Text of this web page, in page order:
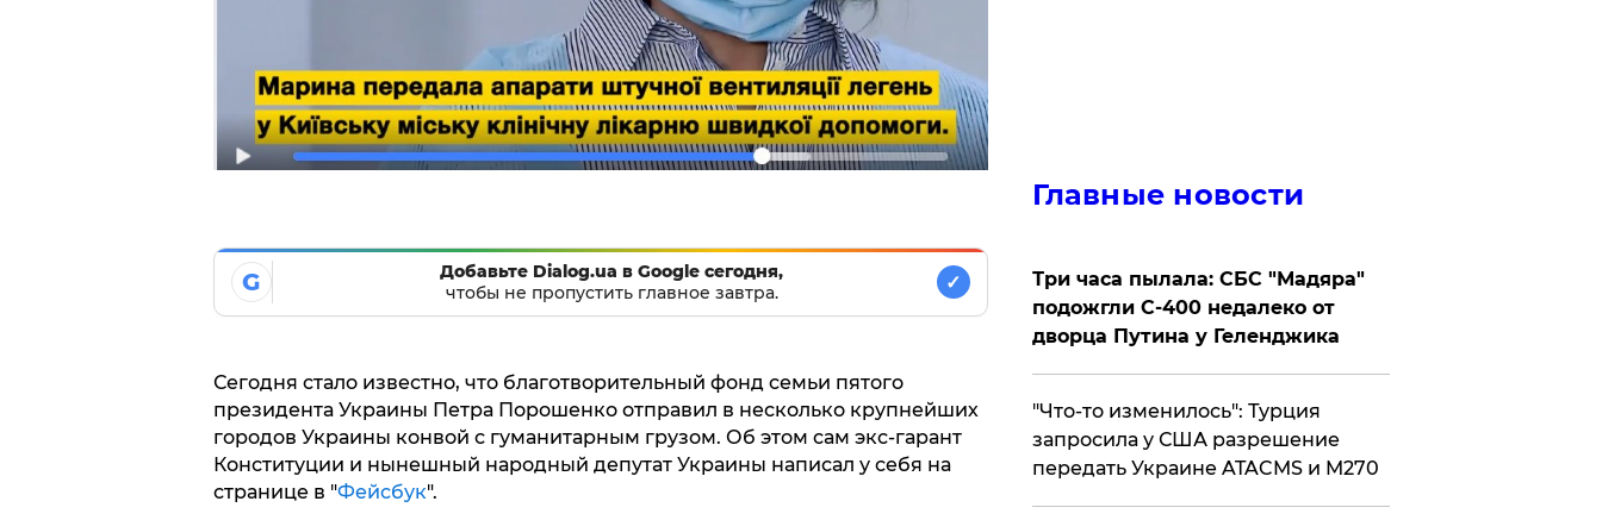
G
Добавьте Dialog.ua в Google сегодня,
чтобы не пропустить главное завтра.
✓
Сегодня стало известно, что благотворительный фонд семьи пятого
президента Украины Петра Порошенко отправил в несколько крупнейших
городов Украины конвой с гуманитарным грузом. Об этом сам экс-гарант
Конституции и нынешный народный депутат Украины написал у себя на
странице в "Фейсбук".
Главные новости
Три часа пылала: СБС "Мадяра"
подожгли С-400 недалеко от
дворца Путина у Геленджика
​"Что-то изменилось": Турция
запросила у США разрешение
передать Украине ATACMS и M270